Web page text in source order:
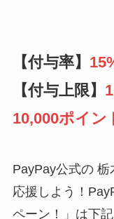
【付与率】
【付与上限】
10,000ポイン
PayPay公式の
応援しよう！
ペーン！」は下記